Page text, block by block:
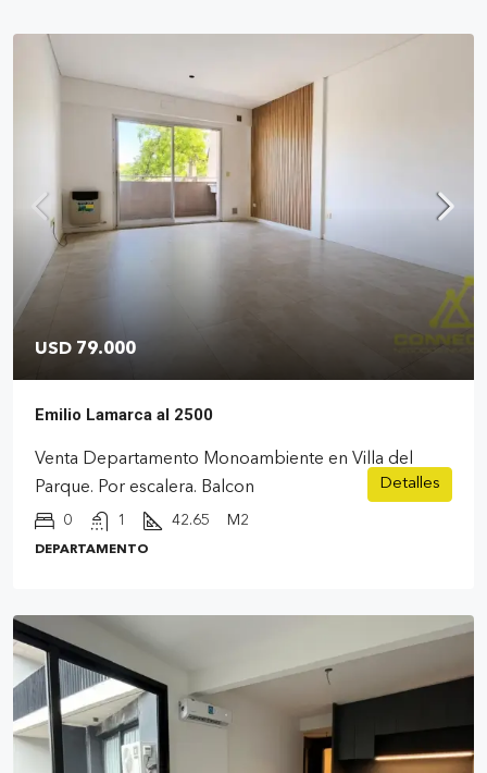
USD 79.000
Emilio Lamarca al 2500
Venta Departamento Monoambiente en Villa del
Parque. Por escalera. Balcon
0 1 42.65 M2
DEPARTAMENTO
Detalles